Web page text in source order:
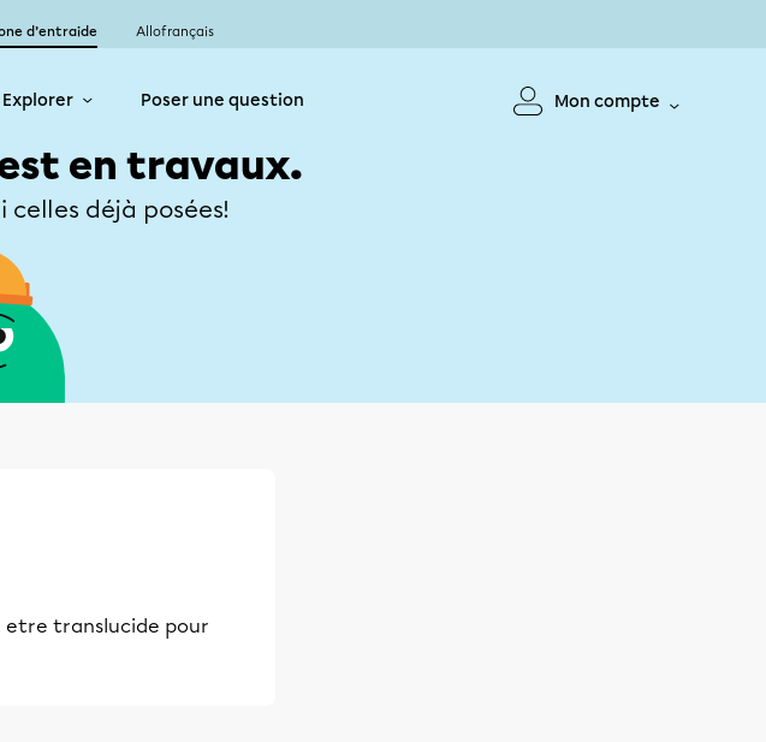
d’entraide Allofrançais
Explorer Poser une question Mon compte
en travaux.
déjà posées!
etre translucide pour